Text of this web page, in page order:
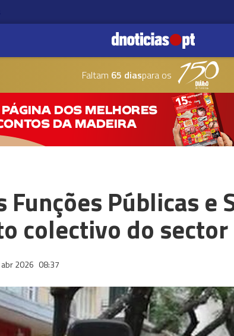
Faltam 65 diaspara os
Funções Públicas e
colectivo do
2026 08:37